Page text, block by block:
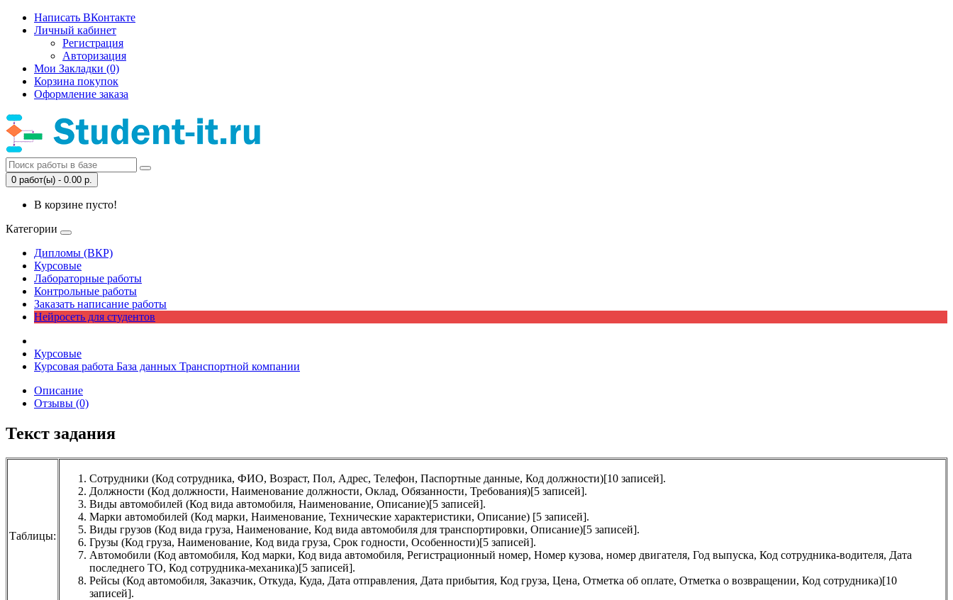
Написать ВКонтакте
Личный кабинет
Регистрация
Авторизация
Мои Закладки (0)
Корзина покупок
Оформление заказа
0 работ(ы) - 0.00 р.
В корзине пусто!
Категории
Дипломы (ВКР)
Курсовые
Лабораторные работы
Контрольные работы
Заказать написание работы
Нейросеть для студентов
Курсовые
Курсовая работа База данных Транспортной компании
Описание
Отзывы (0)
Текст задания
Таблицы:
Сотрудники (Код сотрудника, ФИО, Возраст, Пол, Адрес, Телефон, Паспортные данные, Код должности)[10 записей].
Должности (Код должности, Наименование должности, Оклад, Обязанности, Требования)[5 записей].
Виды автомобилей (Код вида автомобиля, Наименование, Описание)[5 записей].
Марки автомобилей (Код марки, Наименование, Технические характеристики, Описание) [5 записей].
Виды грузов (Код вида груза, Наименование, Код вида автомобиля для транспортировки, Описание)[5 записей].
Грузы (Код груза, Наименование, Код вида груза, Срок годности, Особенности)[5 записей].
Автомобили (Код автомобиля, Код марки, Код вида автомобиля, Регистрационный номер, Номер кузова, номер двигателя, Год выпуска, Код сотрудника-водителя, Дата
последнего ТО, Код сотрудника-механика)[5 записей].
Рейсы (Код автомобиля, Заказчик, Откуда, Куда, Дата отправления, Дата прибытия, Код груза, Цена, Отметка об оплате, Отметка о возвращении, Код сотрудника)[10
записей].